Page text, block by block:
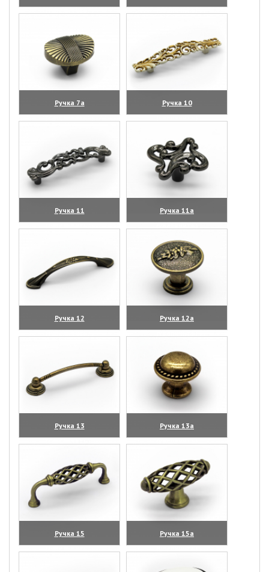
(увеличить)
(увеличить)
Ручка 7а
(увеличить)
Ручка 10
(увеличить)
Ручка 11
(увеличить)
Ручка 11а
(увеличить)
Ручка 12
(увеличить)
Ручка 12а
(увеличить)
Ручка 13
(увеличить)
Ручка 13а
(увеличить)
Ручка 15
(увеличить)
Ручка 15а
(увеличить)